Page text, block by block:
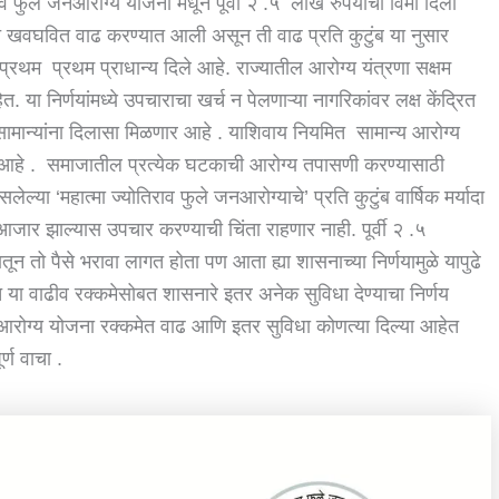
वाढ करण्यात आली असून ती वाढ प्रति कुटुंब या नुसार
प्रथम प्राधान्य दिले आहे. राज्यातील आरोग्य यंत्रणा सक्षम
या निर्णयांमध्ये उपचाराचा खर्च न पेलणाऱ्या नागरिकांवर लक्ष केंद्रित
दिलासा मिळणार आहे . याशिवाय नियमित सामान्य आरोग्य
आहे . समाजातील प्रत्येक घटकाची आरोग्य तपासणी करण्यासाठी
‘महात्मा ज्योतिराव फुले जनआरोग्याचे’ प्रति कुटुंब वार्षिक मर्यादा
झाल्यास उपचार करण्याची चिंता राहणार नाही. पूर्वी २ .५
तो पैसे भरावा लागत होता पण आता ह्या शासनाच्या निर्णयामुळे यापुढे
या वाढीव रक्कमेसोबत शासनारे इतर अनेक सुविधा देण्याचा निर्णय
योजना रक्कमेत वाढ आणि इतर सुविधा कोणत्या दिल्या आहेत
वाचा .